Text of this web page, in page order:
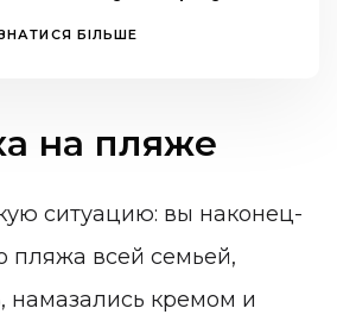
БІЛЬШЕ
на пляже
ситуацию: вы наконец-
пляжа всей семьей,
намазались кремом и